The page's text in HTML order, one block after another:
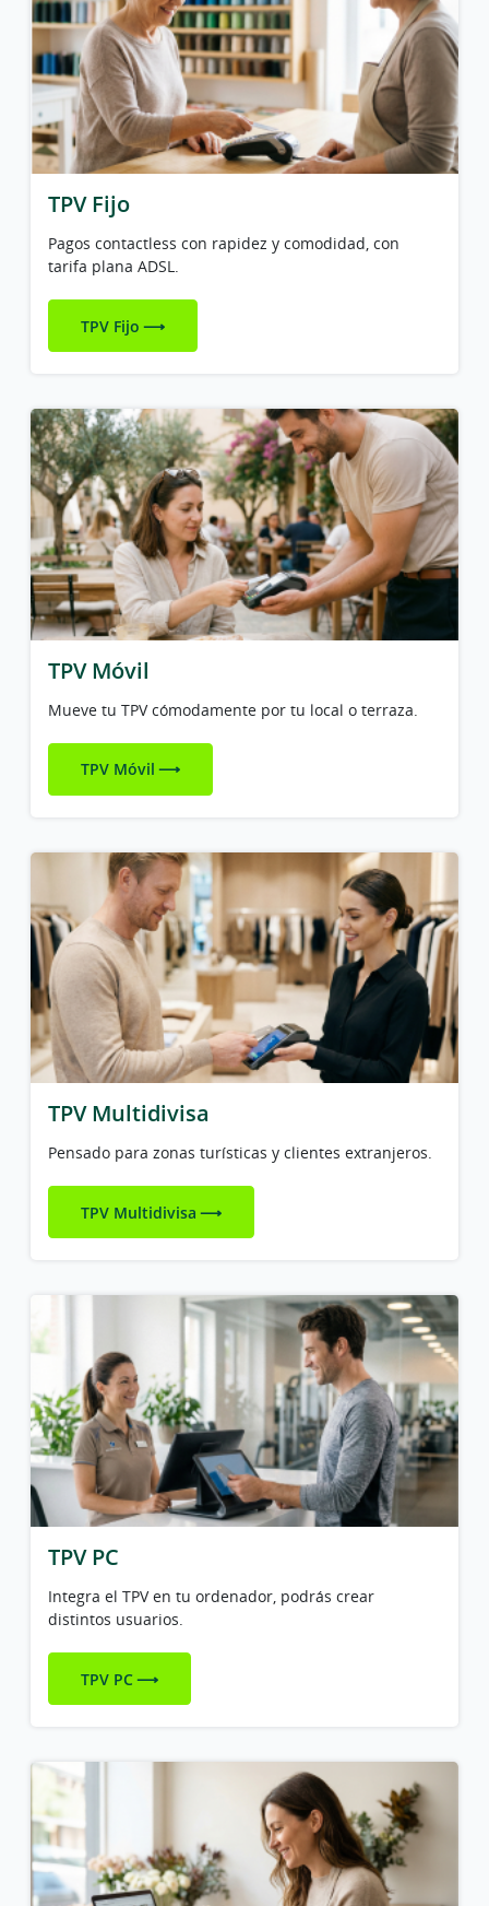
TPV Fijo
Pagos contactless con rapidez y comodidad, con
tarifa plana ADSL.
TPV Fijo
TPV Móvil
Mueve tu TPV cómodamente por tu local o terraza.
TPV Móvil
TPV Multidivisa
Pensado para zonas turísticas y clientes extranjeros.
TPV Multidivisa
TPV PC
Integra el TPV en tu ordenador, podrás crear
distintos usuarios.
TPV PC